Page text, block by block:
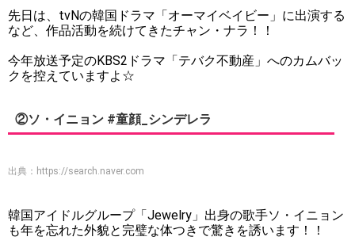
先日は、tvNの韓国ドラマ「オーマイベイビー」に出演する
など、作品活動を続けてきたチャン・ナラ！！
今年放送予定のKBS2ドラマ「テバク不動産」へのカムバッ
クを控えていますよ☆
②ソ・イニョン #童顔_シンデレラ
出典： https://search.naver.com
韓国アイドルグループ「Jewelry」出身の歌手ソ・イニョン
も年を忘れた外貌と完璧な体つきで驚きを誘います！！